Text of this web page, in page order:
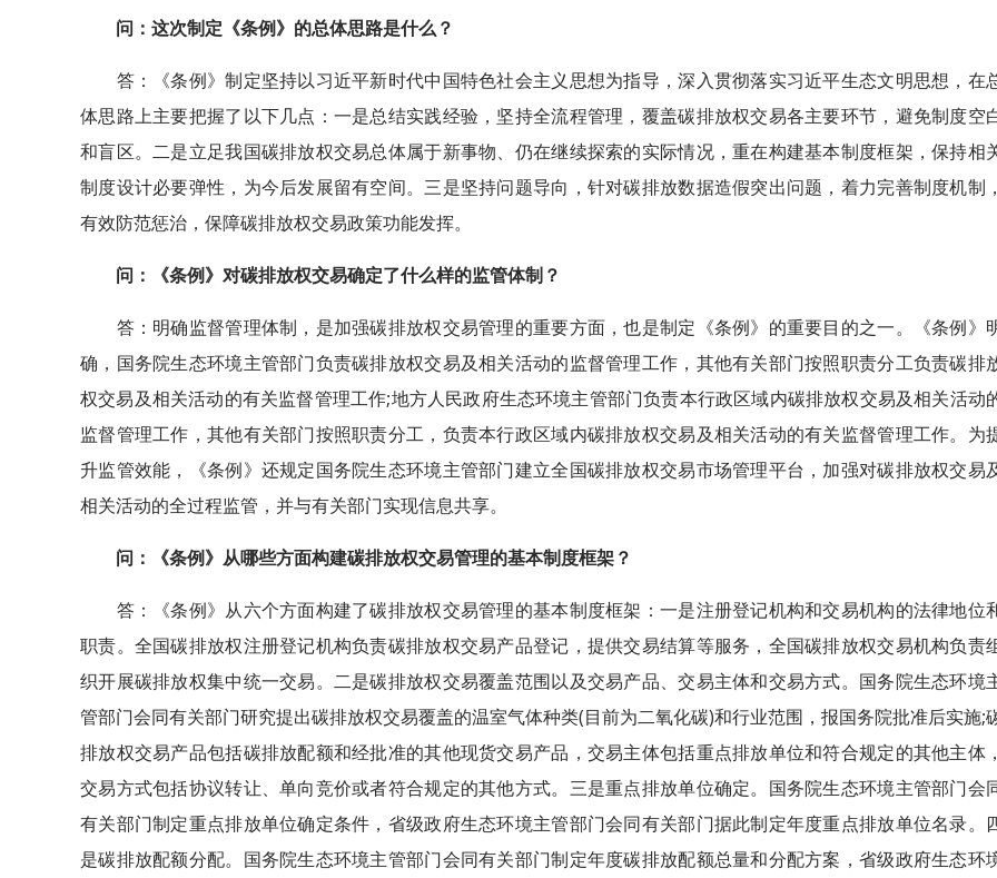
问：这次制定《条例》的总体思路是什么？
答：《条例》制定坚持以习近平新时代中国特色社会主义思想为指导，深入贯彻落实习近平生态文明思想，在
体思路上主要把握了以下几点：一是总结实践经验，坚持全流程管理，覆盖碳排放权交易各主要环节，避免制度空
和盲区。二是立足我国碳排放权交易总体属于新事物、仍在继续探索的实际情况，重在构建基本制度框架，保持相
制度设计必要弹性，为今后发展留有空间。三是坚持问题导向，针对碳排放数据造假突出问题，着力完善制度机制，
有效防范惩治，保障碳排放权交易政策功能发挥。
问：《条例》对碳排放权交易确定了什么样的监管体制？
答：明确监督管理体制，是加强碳排放权交易管理的重要方面，也是制定《条例》的重要目的之一。《条例》
确，国务院生态环境主管部门负责碳排放权交易及相关活动的监督管理工作，其他有关部门按照职责分工负责碳排
权交易及相关活动的有关监督管理工作;地方人民政府生态环境主管部门负责本行政区域内碳排放权交易及相关活动
监督管理工作，其他有关部门按照职责分工，负责本行政区域内碳排放权交易及相关活动的有关监督管理工作。为
升监管效能，《条例》还规定国务院生态环境主管部门建立全国碳排放权交易市场管理平台，加强对碳排放权交易
相关活动的全过程监管，并与有关部门实现信息共享。
问：《条例》从哪些方面构建碳排放权交易管理的基本制度框架？
答：《条例》从六个方面构建了碳排放权交易管理的基本制度框架：一是注册登记机构和交易机构的法律地位
职责。全国碳排放权注册登记机构负责碳排放权交易产品登记，提供交易结算等服务，全国碳排放权交易机构负责
织开展碳排放权集中统一交易。二是碳排放权交易覆盖范围以及交易产品、交易主体和交易方式。国务院生态环境
管部门会同有关部门研究提出碳排放权交易覆盖的温室气体种类(目前为二氧化碳)和行业范围，报国务院批准后实施;
排放权交易产品包括碳排放配额和经批准的其他现货交易产品，交易主体包括重点排放单位和符合规定的其他主体，
交易方式包括协议转让、单向竞价或者符合规定的其他方式。三是重点排放单位确定。国务院生态环境主管部门会
有关部门制定重点排放单位确定条件，省级政府生态环境主管部门会同有关部门据此制定年度重点排放单位名录。
是碳排放配额分配。国务院生态环境主管部门会同有关部门制定年度碳排放配额总量和分配方案，省级政府生态环